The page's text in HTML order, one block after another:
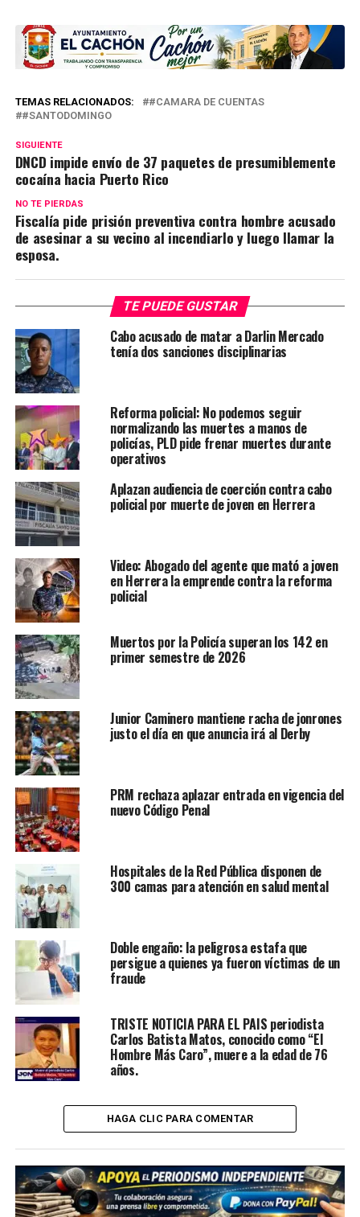
TEMAS RELACIONADOS:
#CAMARA DE CUENTAS
#SANTODOMINGO
SIGUIENTE
DNCD impide envío de 37 paquetes de presumiblemente
cocaína hacia Puerto Rico
NO TE PIERDAS
Fiscalía pide prisión preventiva contra hombre acusado
de asesinar a su vecino al incendiarlo y luego llamar la
esposa.
TE PUEDE GUSTAR
Cabo acusado de matar a Darlin Mercado
tenía dos sanciones disciplinarias
Reforma policial: No podemos seguir
normalizando las muertes a manos de
policías, PLD pide frenar muertes durante
operativos
Aplazan audiencia de coerción contra cabo
policial por muerte de joven en Herrera
Video: Abogado del agente que mató a joven
en Herrera la emprende contra la reforma
policial
Muertos por la Policía superan los 142 en
primer semestre de 2026
Junior Caminero mantiene racha de jonrones
justo el día en que anuncia irá al Derby
PRM rechaza aplazar entrada en vigencia del
nuevo Código Penal
Hospitales de la Red Pública disponen de
300 camas para atención en salud mental
Doble engaño: la peligrosa estafa que
persigue a quienes ya fueron víctimas de un
fraude
TRISTE NOTICIA PARA EL PAIS periodista
Carlos Batista Matos, conocido como “El
Hombre Más Caro”, muere a la edad de 76
años.
HAGA CLIC PARA COMENTAR